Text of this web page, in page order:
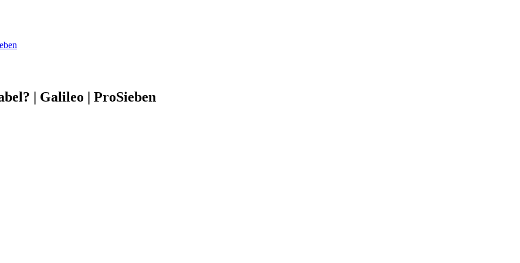
| Galileo | ProSieben